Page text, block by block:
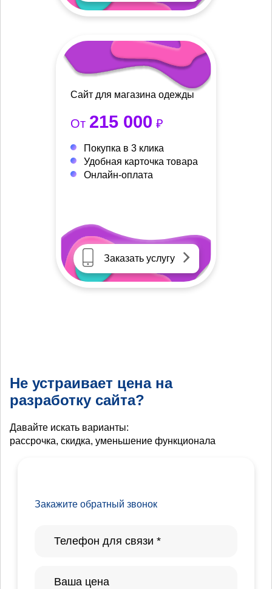
Сайт для магазина одежды
От 215 000 ₽
Покупка в 3 клика
Удобная карточка товара
Онлайн-оплата
Заказать услугу
Не устраивает цена на
разработку сайта?
Давайте искать варианты:
рассрочка, скидка, уменьшение функционала
Закажите обратный звонок